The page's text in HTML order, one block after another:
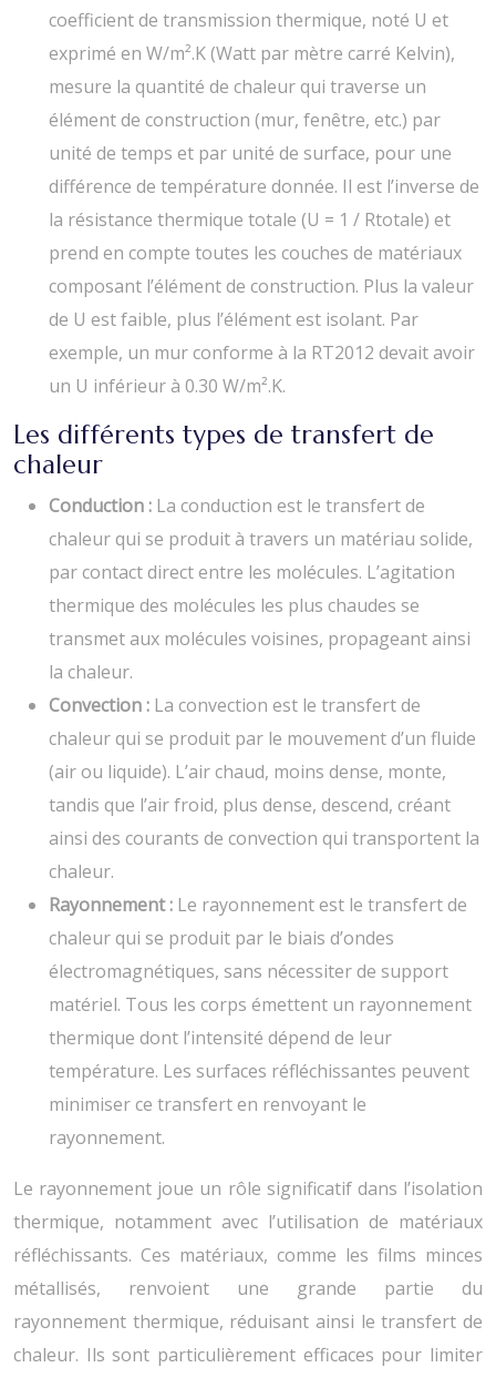
coefficient de transmission thermique, noté U et
exprimé en W/m².K (Watt par mètre carré Kelvin),
mesure la quantité de chaleur qui traverse un
élément de construction (mur, fenêtre, etc.) par
unité de temps et par unité de surface, pour une
différence de température donnée. Il est l’inverse de
la résistance thermique totale (U = 1 / Rtotale) et
prend en compte toutes les couches de matériaux
composant l’élément de construction. Plus la valeur
de U est faible, plus l’élément est isolant. Par
exemple, un mur conforme à la RT2012 devait avoir
un U inférieur à 0.30 W/m².K.
Les différents types de transfert de
chaleur
Conduction : La conduction est le transfert de
chaleur qui se produit à travers un matériau solide,
par contact direct entre les molécules. L’agitation
thermique des molécules les plus chaudes se
transmet aux molécules voisines, propageant ainsi
la chaleur.
Convection : La convection est le transfert de
chaleur qui se produit par le mouvement d’un fluide
(air ou liquide). L’air chaud, moins dense, monte,
tandis que l’air froid, plus dense, descend, créant
ainsi des courants de convection qui transportent la
chaleur.
Rayonnement : Le rayonnement est le transfert de
chaleur qui se produit par le biais d’ondes
électromagnétiques, sans nécessiter de support
matériel. Tous les corps émettent un rayonnement
thermique dont l’intensité dépend de leur
température. Les surfaces réfléchissantes peuvent
minimiser ce transfert en renvoyant le
rayonnement.
Le rayonnement joue un rôle significatif dans l’isolation
thermique, notamment avec l’utilisation de matériaux
réfléchissants. Ces matériaux, comme les films minces
métallisés, renvoient une grande partie du
rayonnement thermique, réduisant ainsi le transfert de
chaleur. Ils sont particulièrement efficaces pour limiter